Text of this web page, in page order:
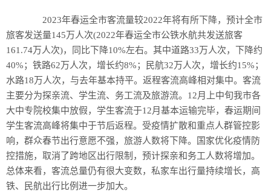
2023年春运全市客流量较2022年将有所下降，预计全市
旅客发送量145万人次(2022年春运全市公铁水航共发送旅客
161.74万人次)，同比下降10%左右。其中道路33万人次，下降约
40%；铁路62万人次，增长约8%；民航32万人次，增长约15%；
水路18万人次，与去年基本持平。返程客流高峰相对集中。客流
主要分为探亲流、学生流、务工流及旅游流。12月上中旬我市各
大中专院校集中放假，学生客流于12月基本运输完毕，春运期间
学生客流高峰将集中于节后返程。受疫情扩散和重点人群管控影
响，群众春节出行意愿不强，旅游人数将下降。国家优化疫情防
控措施，取消了跨地区出行限制，预计探亲和务工人数将增加。
总体来看，客流总量仍有很大变数，私家车出行量持续增长，高
铁、民航出行比例进一步加大。